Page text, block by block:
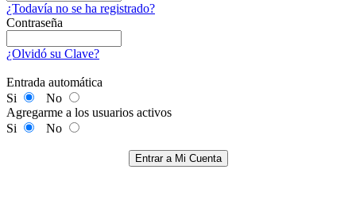
¿Todavía no se ha registrado?
Contraseña
¿Olvidó su Clave?
Entrada automática
Si
No
Agregarme a los usuarios activos
Si
No
Entrar a Mi Cuenta